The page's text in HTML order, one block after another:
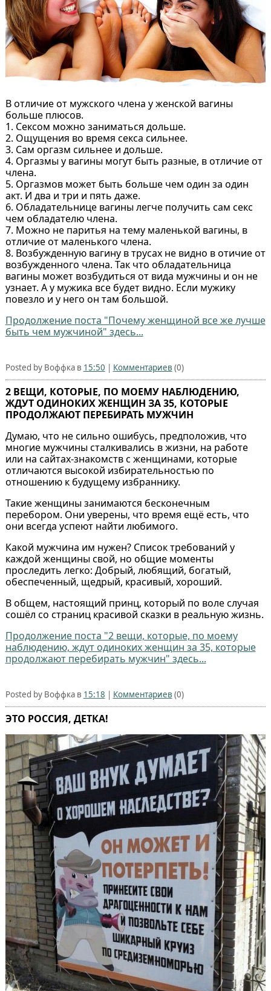
В отличие от мужского члена у женской вагины
больше плюсов.
1. Сексом можно заниматься дольше.
2. Ощущения во время секса сильнее.
3. Сам оргазм сильнее и дольше.
4. Оргазмы у вагины могут быть разные, в отличие от
члена.
5. Оргазмов может быть больше чем один за один
акт. И два и три и пять даже.
6. Обладательнице вагины легче получить сам секс
чем обладателю члена.
7. Можно не паритья на тему маленькой вагины, в
отличие от маленького члена.
8. Возбужденную вагину в трусах не видно в отичие от
возбужденного члена. Так что обладательница
вагины может возбудиться от вида мужчины и он не
узнает. А у мужика все будет видно. Если мужику
повезло и у него он там большой.
Продолжение поста "Почему женщиной все же лучше
быть чем мужчиной" здесь...
Posted by Воффка в 15:50 | Комментариев (0)
2 ВЕЩИ, КОТОРЫЕ, ПО МОЕМУ НАБЛЮДЕНИЮ,
ЖДУТ ОДИНОКИХ ЖЕНЩИН ЗА 35, КОТОРЫЕ
ПРОДОЛЖАЮТ ПЕРЕБИРАТЬ МУЖЧИН
Думаю, что не сильно ошибусь, предположив, что
многие мужчины сталкивались в жизни, на работе
или на сайтах-знакомств с женщинами, которые
отличаются высокой избирательностью по
отношению к будущему избраннику.
Такие женщины занимаются бесконечным
перебором. Они уверены, что время ещё есть, что
они всегда успеют найти любимого.
Какой мужчина им нужен? Список требований у
каждой женщины свой, но общие моменты
проследить легко: Добрый, любящий, богатый,
обеспеченный, щедрый, красивый, хороший.
В общем, настоящий принц, который по воле случая
сошёл со страниц красивой сказки в реальную жизнь.
Продолжение поста "2 вещи, которые, по моему
наблюдению, ждут одиноких женщин за 35, которые
продолжают перебирать мужчин" здесь...
Posted by Воффка в 15:18 | Комментариев (0)
ЭТО РОССИЯ, ДЕТКА!